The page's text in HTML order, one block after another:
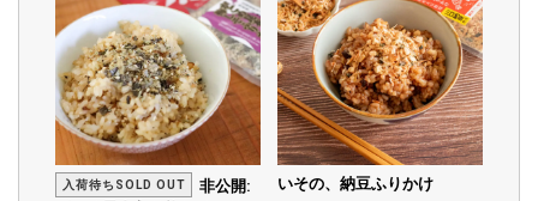
入荷待ちSOLD OUT
非公開:
いその、納豆ふりかけ